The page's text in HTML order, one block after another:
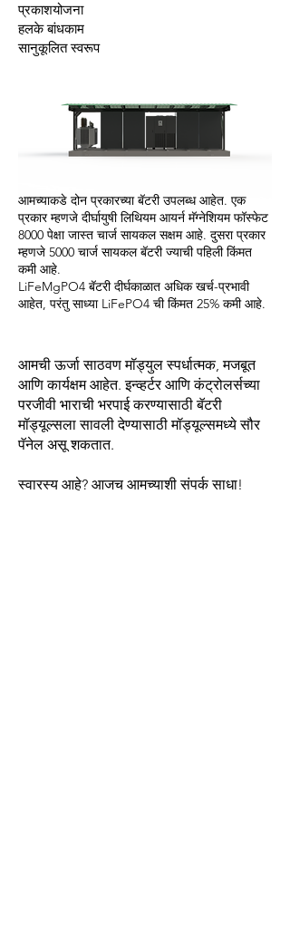
प्रकाशयोजना
हलके बांधकाम
सानुकूलित स्वरूप
आमच्याकडे दोन प्रकारच्या बॅटरी उपलब्ध आहेत. एक
प्रकार म्हणजे दीर्घायुषी लिथियम आयर्न मॅग्नेशियम फॉस्फेट
8000 पेक्षा जास्त चार्ज सायकल सक्षम आहे. दुसरा प्रकार
म्हणजे 5000 चार्ज सायकल बॅटरी ज्याची पहिली किंमत
कमी आहे.
LiFeMgPO4 बॅटरी दीर्घकाळात अधिक खर्च-प्रभावी
आहेत, परंतु साध्या LiFePO4 ची किंमत 25% कमी आहे.
आमची ऊर्जा साठवण मॉड्युल स्पर्धात्मक, मजबूत
आणि कार्यक्षम आहेत. इन्व्हर्टर आणि कंट्रोलर्सच्या
परजीवी भाराची भरपाई करण्यासाठी बॅटरी
मॉड्यूल्सला सावली देण्यासाठी मॉड्यूल्समध्ये सौर
पॅनेल असू शकतात.
स्वारस्य आहे? आजच आमच्याशी संपर्क साधा!